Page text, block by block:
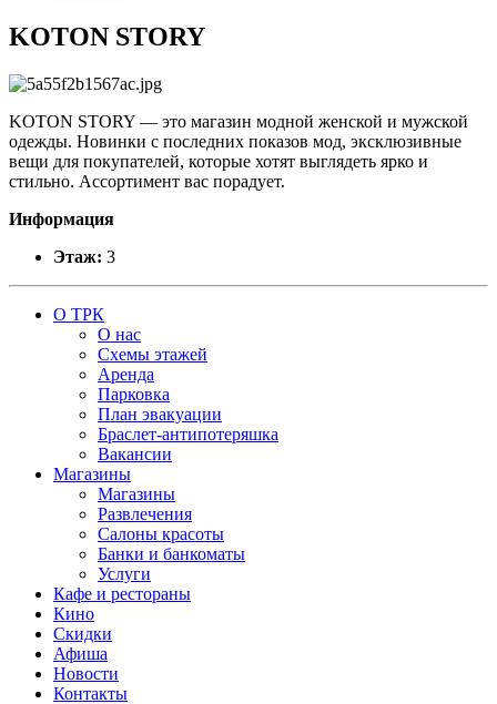
KOTON STORY
KOTON STORY — это магазин модной женской и мужской
одежды. Новинки с последних показов мод, эксклюзивные
вещи для покупателей, которые хотят выглядеть ярко и
стильно. Ассортимент вас порадует.
Информация
Этаж: 3
О ТРК
О нас
Схемы этажей
Аренда
Парковка
План эвакуации
Браслет-антипотеряшка
Вакансии
Магазины
Магазины
Развлечения
Салоны красоты
Банки и банкоматы
Услуги
Кафе и рестораны
Кино
Скидки
Афиша
Новости
Контакты